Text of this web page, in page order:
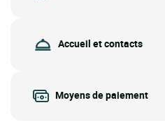
Accueil et contacts
Moyens de paiement